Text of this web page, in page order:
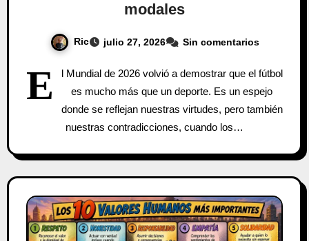
modales
Ric julio 27, 2026 Sin comentarios
E
l Mundial de 2026 volvió a demostrar que el fútbol
es mucho más que un deporte. Es un espejo
donde se reflejan nuestras virtudes, pero también
nuestras contradicciones, cuando los…